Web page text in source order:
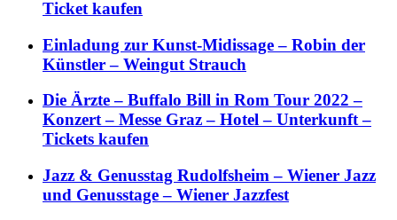
Ticket kaufen
Einladung zur Kunst-Midissage – Robin der
Künstler – Weingut Strauch
Die Ärzte – Buffalo Bill in Rom Tour 2022 –
Konzert – Messe Graz – Hotel – Unterkunft –
Tickets kaufen
Jazz & Genusstag Rudolfsheim – Wiener Jazz
und Genusstage – Wiener Jazzfest